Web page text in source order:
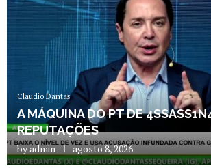
Claudio Dantas
A MÁQUINA DO PT DE
REPUTAÇÕES
byadmin agosto 8, 2026